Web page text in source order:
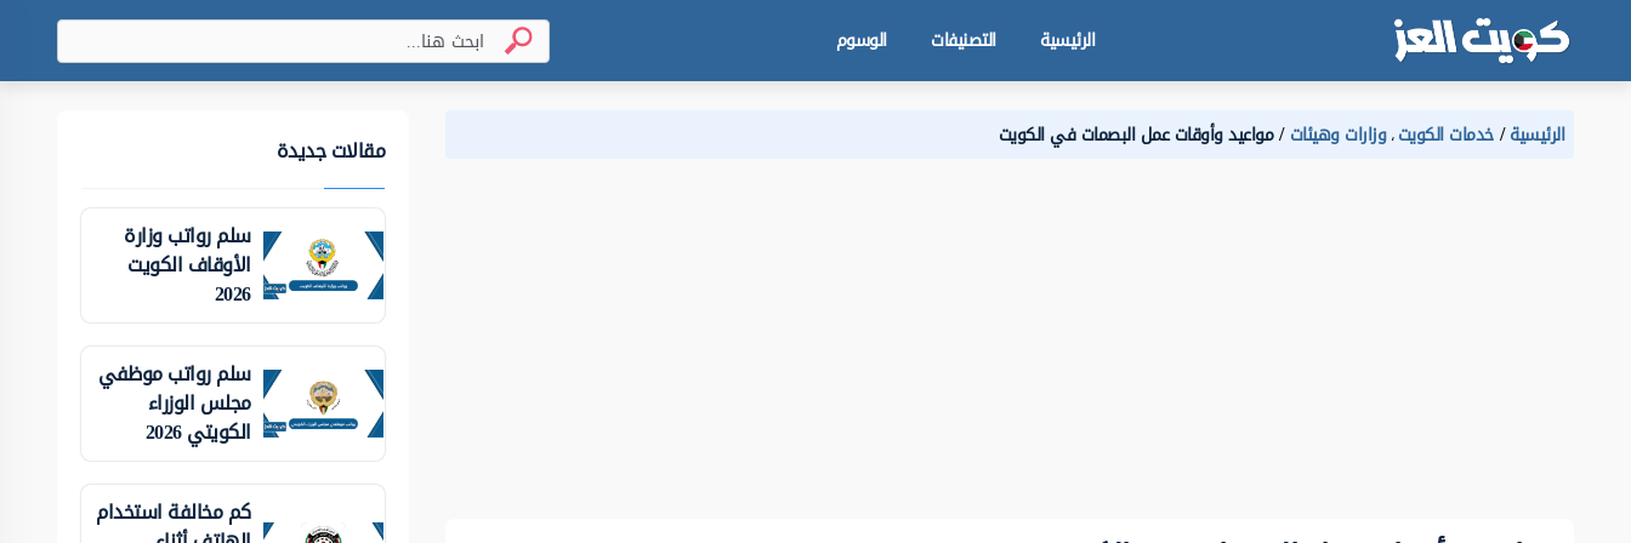
الرئيسية التصنيفات الوسوم
الرئيسية خدمات الكويت،وزارات وهيئات مواعيد وأوقات عمل البصمات في الكويت مقالات جديدة
سلم رواتب وزارة
الأوقاف الكويت
2026
سلم رواتب موظفي
مجلس الوزراء
الكويتي 2026
كم مخالفة استخدام